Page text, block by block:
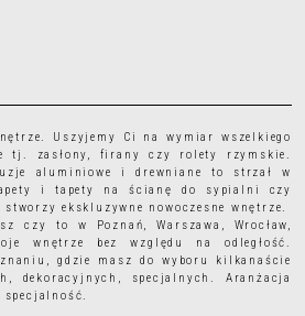
Uszyjemy Ci na wymiar wszelkiego
tj. zasłony, firany czy rolety rzymskie.
aluminiowe i drewniane to strzał w
i tapety
na ścianę do sypialni czy
ekskluzywne nowoczesne wnętrze.
czy to w Poznań, Warszawa, Wrocław,
wnętrze bez względu na odległość.
gdzie masz do wyboru kilkanaście
, dekoracyjnych, specjalnych. Aranżacja